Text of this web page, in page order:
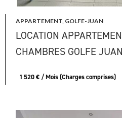
APPARTEMENT, GOLFE-JUAN
LOCATION
CHAMBRES GOLFE
1 520 € / Mois (Charges comprises)